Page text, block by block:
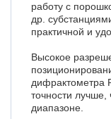
работу с
др.
практичной и
Высокое
дифрактометра
точности
диапазоне.